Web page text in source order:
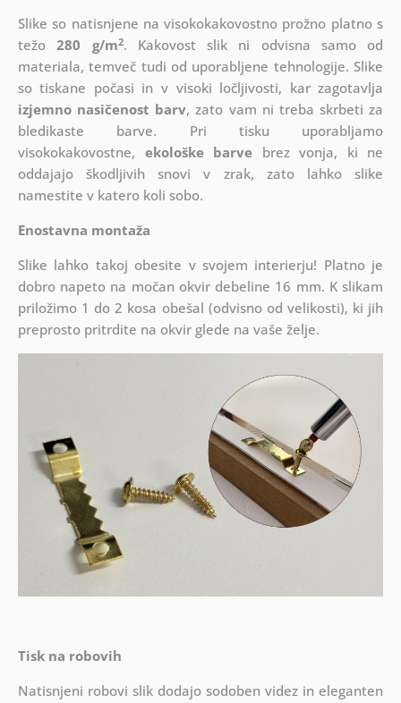
Slike so natisnjene na visokokakovostno prožno platno s
težo280 g/m2. Kakovost slik ni odvisna samo od
materiala, temveč tudi od uporabljene tehnologije. Slike
so tiskane počasi in v visoki ločljivosti, kar zagotavlja
izjemno nasičenost barv, zato vam ni treba skrbeti za
bledikaste barve. Pri tisku uporabljamo
visokokakovostne, ekološke barve brez vonja, ki ne
oddajajo škodljivih snovi v zrak, zato lahko slike
namestite v katero koli sobo.
Enostavna montaža
Slike lahko takoj obesite v svojem interierju! Platno je
dobro napeto na močan okvir debeline 16 mm. K slikam
priložimo 1 do 2 kosa obešal (odvisno od velikosti), ki jih
preprosto pritrdite na okvir glede na vaše želje.
Tisk na robovih
Natisnjeni robovi slik dodajo sodoben videz in eleganten